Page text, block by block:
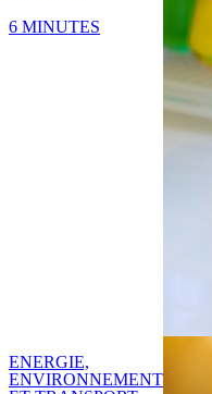
6 MINUTES
ENERGIE,
ENVIRONNEMENT